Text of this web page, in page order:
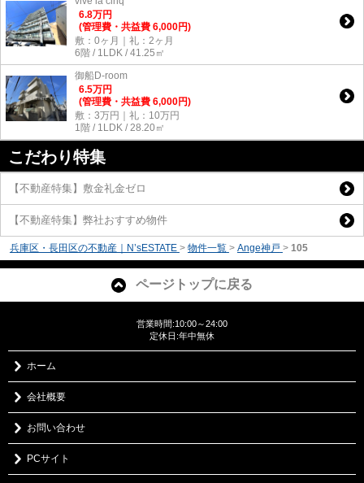
6.8万円
(管理費・共益費 6,000円)
敷：0ヶ月｜礼：2ヶ月
6階 / 1LDK / 41.25㎡
御船D-room
6.5万円
(管理費・共益費 6,000円)
敷：3万円｜礼：10万円
1階 / 1LDK / 28.20㎡
こだわり特集
【不動産特集】敷金礼金ゼロ
【不動産特集】弊社おすすめ物件
兵庫区・長田区の不動産｜N’sESTATE > 物件一覧 > Ange神戸 > 105
ページトップに戻る
営業時間:10:00～24:00
定休日:年中無休
ホーム
会社概要
お問い合わせ
PCサイト